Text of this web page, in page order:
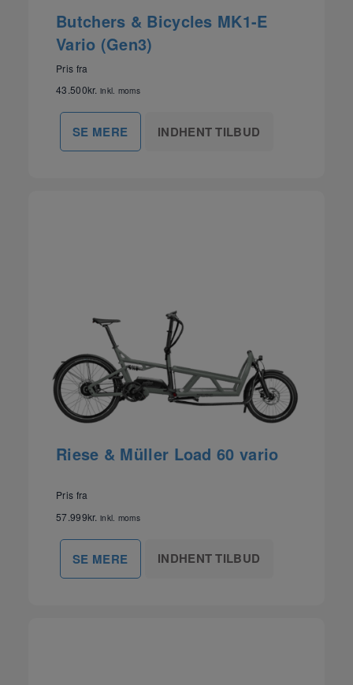
Butchers & Bicycles MK1-E
Vario (Gen3)
Pris fra
43.500kr. inkl. moms
SE MERE INDHENT TILBUD
Riese & Müller Load 60 vario
Pris fra
57.999kr. inkl. moms
SE MERE INDHENT TILBUD